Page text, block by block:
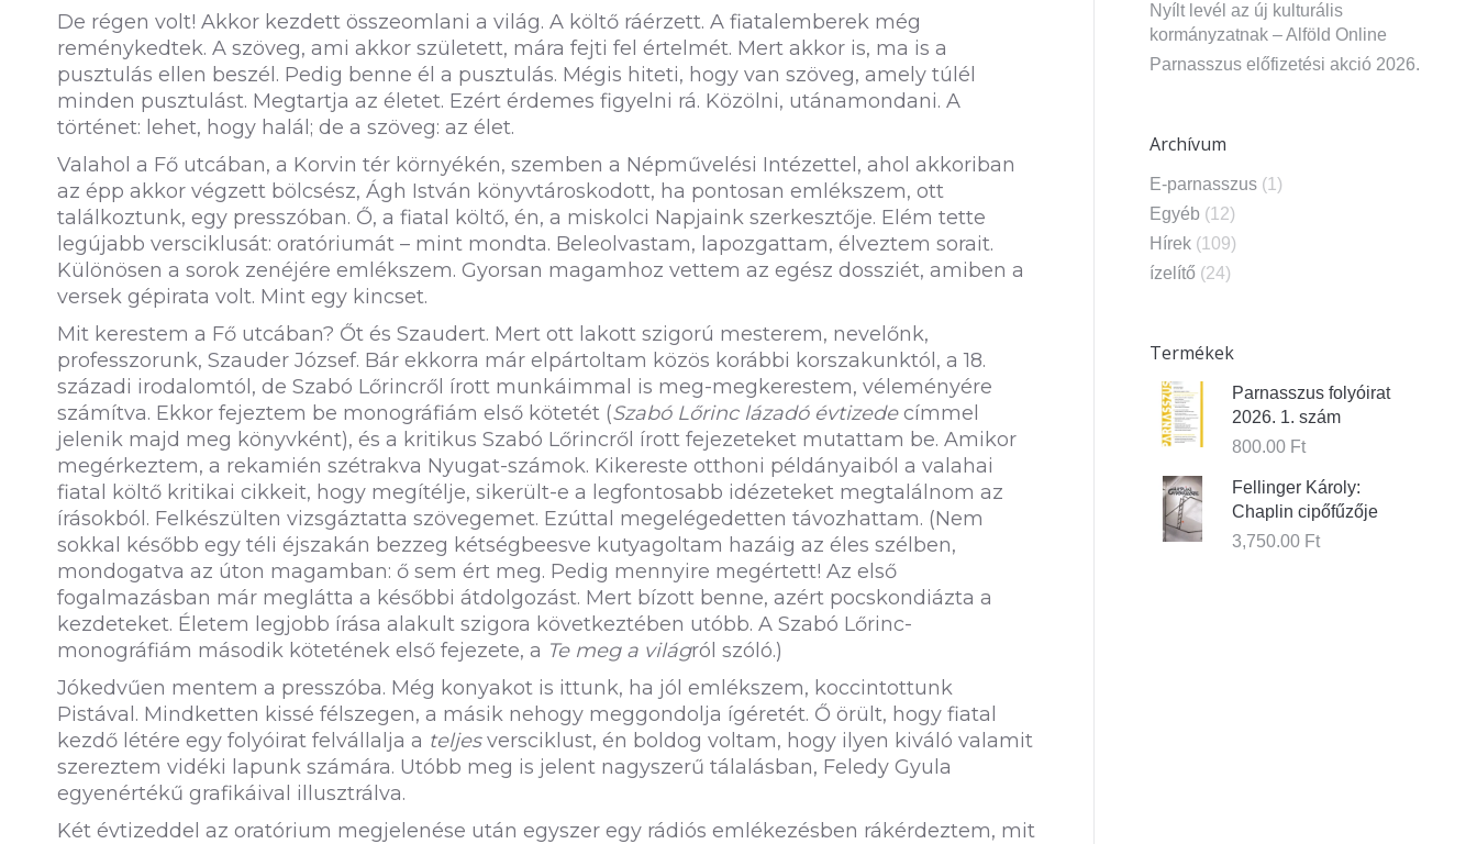
De régen volt! Akkor kezdett összeomlani a világ. A költő ráérzett. A fiatalemberek még
reménykedtek. A szöveg, ami akkor született, mára fejti fel értelmét. Mert akkor is, ma is a
pusztulás ellen beszél. Pedig benne él a pusztulás. Mégis hiteti, hogy van szöveg, amely túlél
minden pusztulást. Megtartja az életet. Ezért érdemes figyelni rá. Közölni, utánamondani. A
történet: lehet, hogy halál; de a szöveg: az élet.
Valahol a Fő utcában, a Korvin tér környékén, szemben a Népművelési Intézettel, ahol akkoriban
az épp akkor végzett bölcsész, Ágh István könyvtároskodott, ha pontosan emlékszem, ott
találkoztunk, egy presszóban. Ő, a fiatal költő, én, a miskolci Napjaink szerkesztője. Elém tette
legújabb versciklusát: oratóriumát – mint mondta. Beleolvastam, lapozgattam, élveztem sorait.
Különösen a sorok zenéjére emlékszem. Gyorsan magamhoz vettem az egész dossziét, amiben a
versek gépirata volt. Mint egy kincset.
Mit kerestem a Fő utcában? Őt és Szaudert. Mert ott lakott szigorú mesterem, nevelőnk,
professzorunk, Szauder József. Bár ekkorra már elpártoltam közös korábbi korszakunktól, a 18.
századi irodalomtól, de Szabó Lőrincről írott munkáimmal is meg-megkerestem, véleményére
számítva. Ekkor fejeztem be monográfiám első kötetét (Szabó Lőrinc lázadó évtizedecímmel
jelenik majd meg könyvként), és a kritikus Szabó Lőrincről írott fejezeteket mutattam be. Amikor
megérkeztem, a rekamién szétrakva Nyugat-számok. Kikereste otthoni példányaiból a valahai
fiatal költő kritikai cikkeit, hogy megítélje, sikerült-e a legfontosabb idézeteket megtalálnom az
írásokból. Felkészülten vizsgáztatta szövegemet. Ezúttal megelégedetten távozhattam. (Nem
sokkal később egy téli éjszakán bezzeg kétségbeesve kutyagoltam hazáig az éles szélben,
mondogatva az úton magamban: ő sem ért meg. Pedig mennyire megértett! Az első
fogalmazásban már meglátta a későbbi átdolgozást. Mert bízott benne, azért pocskondiázta a
kezdeteket. Életem legjobb írása alakult szigora következtében utóbb. A Szabó Lőrinc-
monográfiám második kötetének első fejezete, a Te meg a világról szóló.)
Jókedvűen mentem a presszóba. Még konyakot is ittunk, ha jól emlékszem, koccintottunk
Pistával. Mindketten kissé félszegen, a másik nehogy meggondolja ígéretét. Ő örült, hogy fiatal
kezdő létére egy folyóirat felvállalja a teljesversciklust, én boldog voltam, hogy ilyen kiváló valamit
szereztem vidéki lapunk számára. Utóbb meg is jelent nagyszerű tálalásban, Feledy Gyula
egyenértékű grafikáival illusztrálva.
Két évtizeddel az oratórium megjelenése után egyszer egy rádiós emlékezésben rákérdeztem, mit
Nyílt levél az új kulturális
kormányzatnak – Alföld Online
Parnasszus előfizetési akció 2026.
Archívum
E-parnasszus(1)
Egyéb(12)
Hírek(109)
ízelítő(24)
Termékek
Parnasszus folyóirat
2026. 1. szám
800.00 Ft
Fellinger Károly:
Chaplin cipőfűzője
3,750.00 Ft